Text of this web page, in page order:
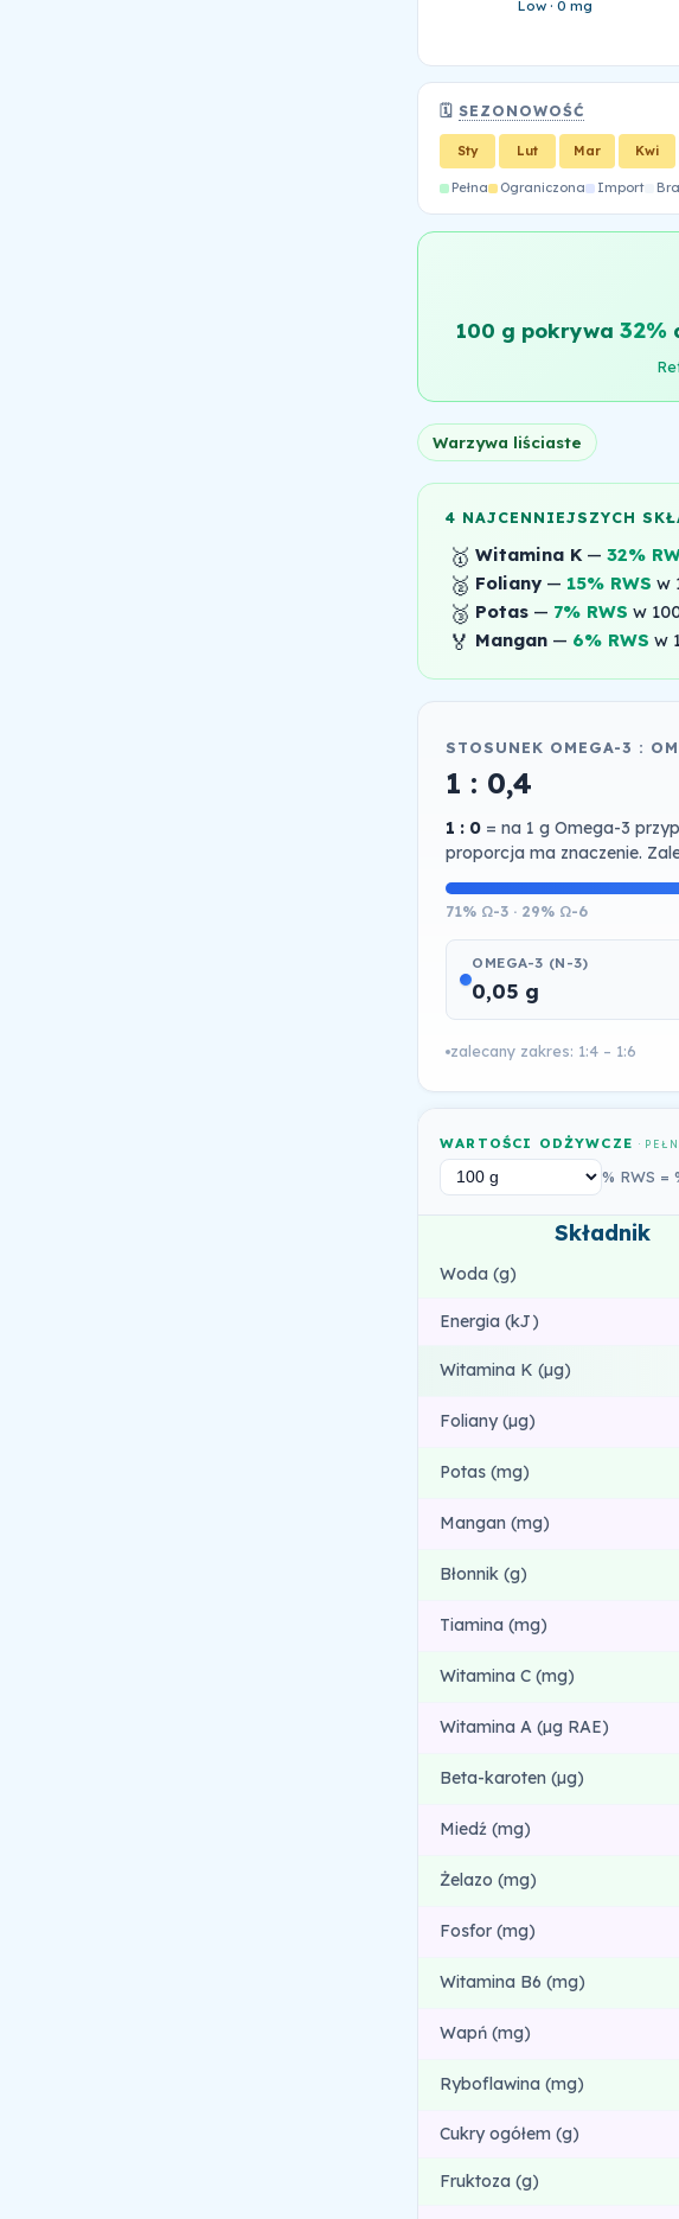
Low · 0 mg
🗓️ SEZONOWOŚĆ
Sty Lut Mar Kwi
Pełna Ograniczona Import
100 g pokrywa 32%
Warzywa liściaste
4 NAJCENNIEJSZYCH
🥇 Witamina K— 32%
🥈 Foliany— 15% RWS w
🥉 Potas— 7% RWS w
🏅 Mangan— 6% RWS w
STOSUNEK OMEGA-3 :
1 : 0,4
1 : 0= na 1 g Omega-3
proporcja ma znaczenie.
71% Ω-3 · 29% Ω-6
OMEGA-3 (N-3)
0,05 g
zalecany zakres: 1:4 – 1:6
WARTOŚCI ODŻYWCZE·
% RWS
Składnik
Woda (g)
Energia (kJ)
Witamina K (µg)
Foliany (µg)
Potas (mg)
Mangan (mg)
Błonnik (g)
Tiamina (mg)
Witamina C (mg)
Witamina A (µg RAE)
Beta-karoten (µg)
Miedź (mg)
Żelazo (mg)
Fosfor (mg)
Witamina B6 (mg)
Wapń (mg)
Ryboflawina (mg)
Cukry ogółem (g)
Fruktoza (g)